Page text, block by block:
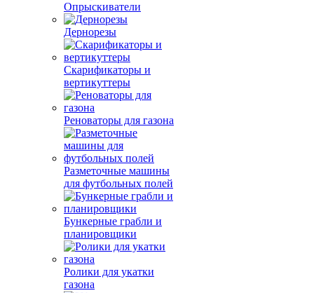
Опрыскиватели
Дернорезы
Скарификаторы и
вертикуттеры
Реноваторы для газона
Разметочные машины
для футбольных полей
Бункерные грабли и
планировщики
Ролики для укатки
газона